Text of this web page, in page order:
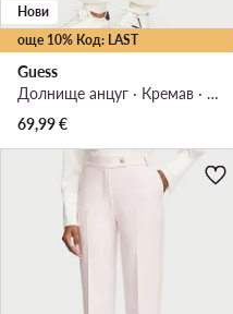
още 10% Код: LAST
Нови
Guess
Долнище анцуг · Кремав · Regular Fit
69,99€